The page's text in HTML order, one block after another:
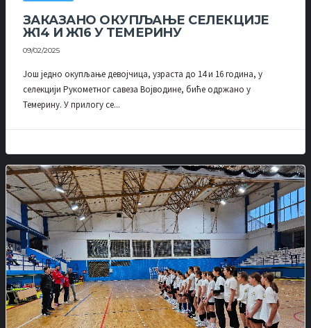
ЗАКАЗАНО ОКУПЉАЊЕ СЕЛЕКЦИЈЕ
Ж14 И Ж16 У ТЕМЕРИНУ
09/02/2025
Још једно окупљање девојчица, узраста до 14 и 16 година, у
селекцији Рукометног савеза Војводине, биће одржано у
Темерину. У прилогу се...